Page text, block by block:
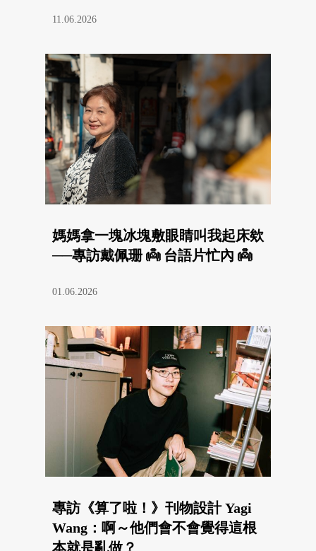
11.06.2026
媽媽拿一塊冰塊敷眼睛叫我起床欸
──專訪戴佩珊 👼 台語片忙內 👼
01.06.2026
專訪《算了啦！》刊物設計 Yagi
Wang：啊～他們會不會覺得這根
本就是亂做？